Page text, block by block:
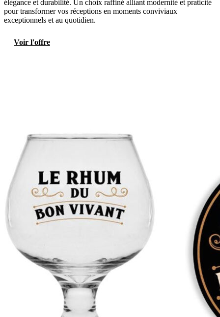
élégance et durabilité. Un choix raffiné alliant modernité et praticité
pour transformer vos réceptions en moments conviviaux
exceptionnels et au quotidien.
Voir l'offre